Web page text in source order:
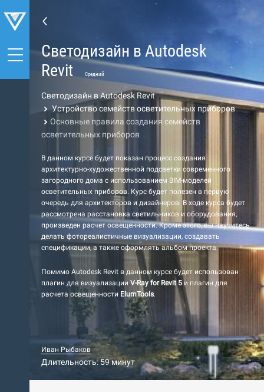
Светодизайн в Autodesk
Revit
Средний
Светодизайн в Autodesk Revit
Устройство семейств осветительных приборов
Основные правила создания семейств
осветительных приборов
В данном курсе будет показан процесс создания
архитектурно-художественной подсветки современного
загородного дома с использованием BIM-моделей
осветительных приборов. Курс будет полезен в первую
очередь для архитекторов и дизайнеров. В ходе курса будет
рассмотрена расстановка светильников и оборудования,
произведен расчет освещенности. Кроме этого, вы научитесь
делать фотореалистичные визуализации, создавать
спецификации, а также оформлять альбом проекта.
Помимо Autodesk Revit в данном курсе будет использован
плагин для визуализации V-Ray for Revit 5 и плагин для
расчета освещенности ElumTools.
Иван Рыбаков
Длительность: 59 минут